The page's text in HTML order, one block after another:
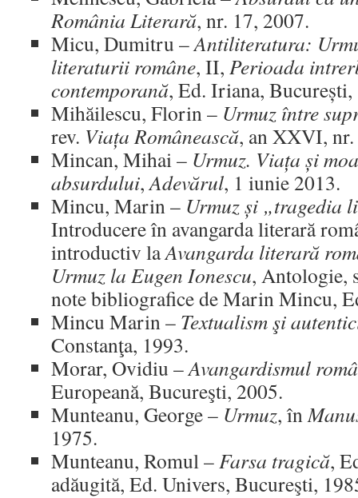
România Literară, nr. 17, 2007.
Micu, Dumitru –Antiliteratura:
literaturii române, II, Perioada
contemporană, Ed. Iriana, București,
Mihăilescu, Florin – Urmuz între
rev. Viața Românească, an XXVI,
Mincan, Mihai – Urmuz. Viața și
absurdului,Adevărul, 1 iunie 2013.
Mincu, Marin – Urmuz și „tragedia
Introducere în avangarda literară
introductiv laAvangarda literară
Urmuz la Eugen Ionescu, Antologie,
note bibliografice de Marin Mincu,
Mincu Marin – Textualism şi
Constanţa, 1993.
Morar, Ovidiu –Avangardismul
Europeană, Bucureşti, 2005.
Munteanu, George – Urmuz, în
1975.
Munteanu, Romul –Farsa tragică,
adăugită, Ed. Univers, Bucureşti,